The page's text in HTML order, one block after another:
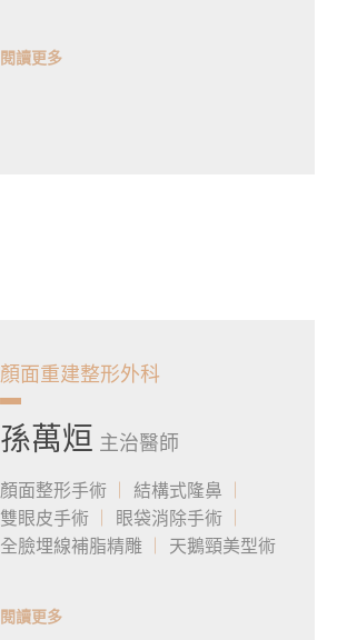
閱讀更多
顏面重建整形外科
孫萬烜 主治醫師
顏面整形手術
結構式隆鼻
雙眼皮手術
眼袋消除手術
全臉埋線補脂精雕
天鵝頸美型術
閱讀更多